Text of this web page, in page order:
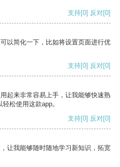
支持[0] 反对[0]
以简化一下，比如将设置页面进行优
支持[0] 反对[0]
起来非常容易上手，让我能够快速熟
松使用这款app。
支持[0] 反对[0]
让我能够随时随地学习新知识，拓宽